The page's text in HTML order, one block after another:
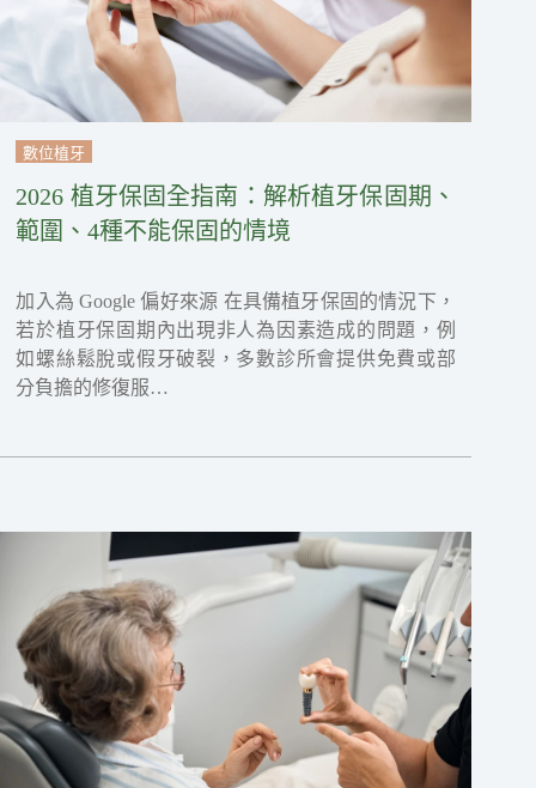
數位植牙
2026 植牙保固全指南：解析植牙保固期、
範圍、4種不能保固的情境
加入為 Google 偏好來源 在具備植牙保固的情況下，
若於植牙保固期內出現非人為因素造成的問題，例
如螺絲鬆脫或假牙破裂，多數診所會提供免費或部
分負擔的修復服…